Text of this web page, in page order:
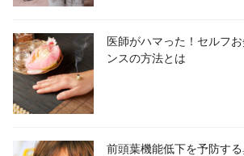
医師がハマった！セルフ
ンスの方法とは
前頭葉機能低下を予防す